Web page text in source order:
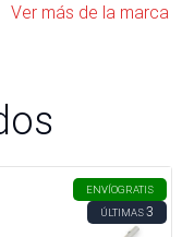
Ver más de la marca
ENVÍOGRATIS
ÚLTIMAS3